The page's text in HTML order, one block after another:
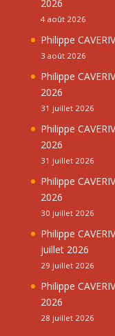
2026
4 août 2026
Philippe
3 août 2026
Philippe
2026
31 juillet 2026
Philippe
2026
31 juillet 2026
Philippe
2026
30 juillet 2026
Philippe
juillet 2026
29 juillet 2026
Philippe
2026
28 juillet 2026